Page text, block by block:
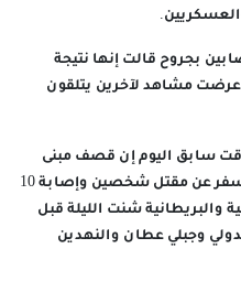
بجروح قالت إنها نتيجة
عرضت مشاهد لآخرين يتلقون
سابق اليوم إن قصف مبنى
الإذاعة في مديرية الحوك بالحديدة أسفر عن مقتل شخصين وإصابة 10
والبريطانية شنت الليلة قبل
الدولي وجبلي عطان والنهدين